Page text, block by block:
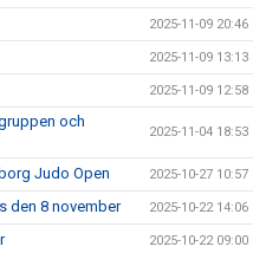
2025-11-09 20:46
2025-11-09 13:13
2025-11-09 12:58
och
2025-11-04 18:53
Judo Open 2025-10-27 10:57
den 8 november 2025-10-22 14:06
2025-10-22 09:00